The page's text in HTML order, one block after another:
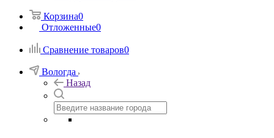
Корзина0
Отложенные0
Сравнение товаров0
Вологда
Назад